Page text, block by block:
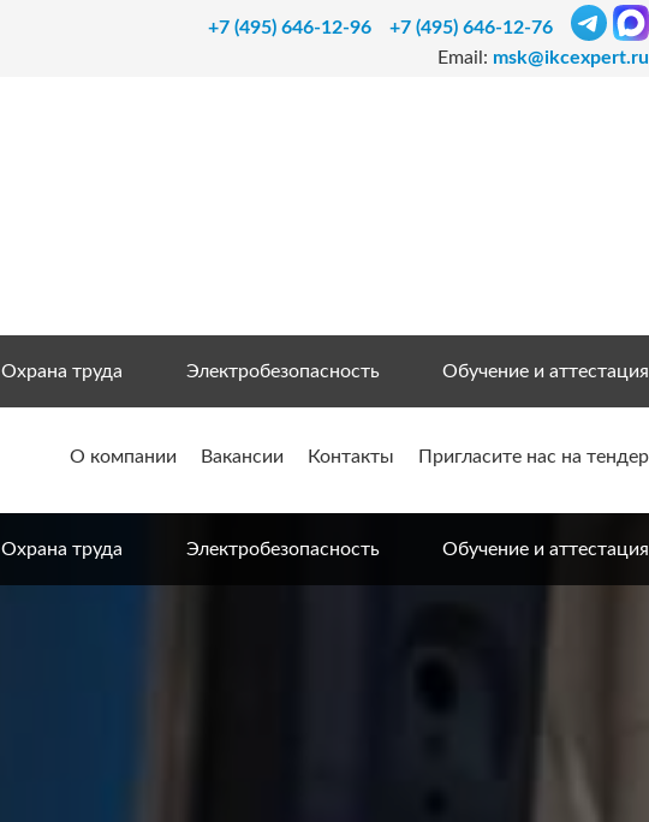
+7 (495) 646-12-96
+7 (495) 646-12-76
Email: msk@ikcexpert.ru
Охрана труда Электробезопасность Обучение и аттестация
О компании Вакансии Контакты Пригласите нас на тендер
Охрана труда Электробезопасность Обучение и аттестация